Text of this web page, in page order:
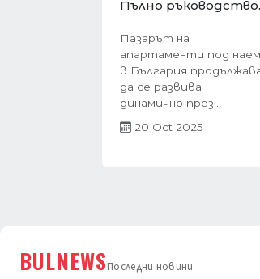
Варна в
еврозоната....
Имотният пазар във
Варна преживява
период на интензивен
на...
Предишна